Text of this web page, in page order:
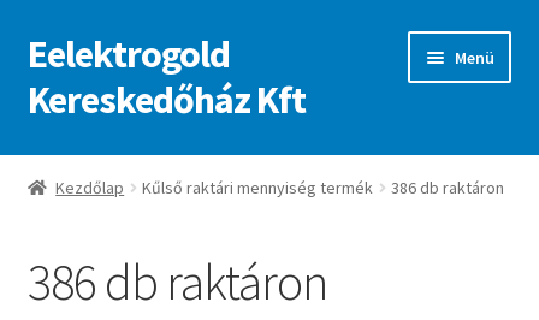
Ugrás
a
navigációhoz
Kilépés
a
tartalomba
Eelektrogold
Kereskedőház Kft
Menü
Kezdőlap
Adatvédelmi irányelvek
Kezdőlap Kűlső raktári mennyiség termék 386 db raktáron
386 db raktáron